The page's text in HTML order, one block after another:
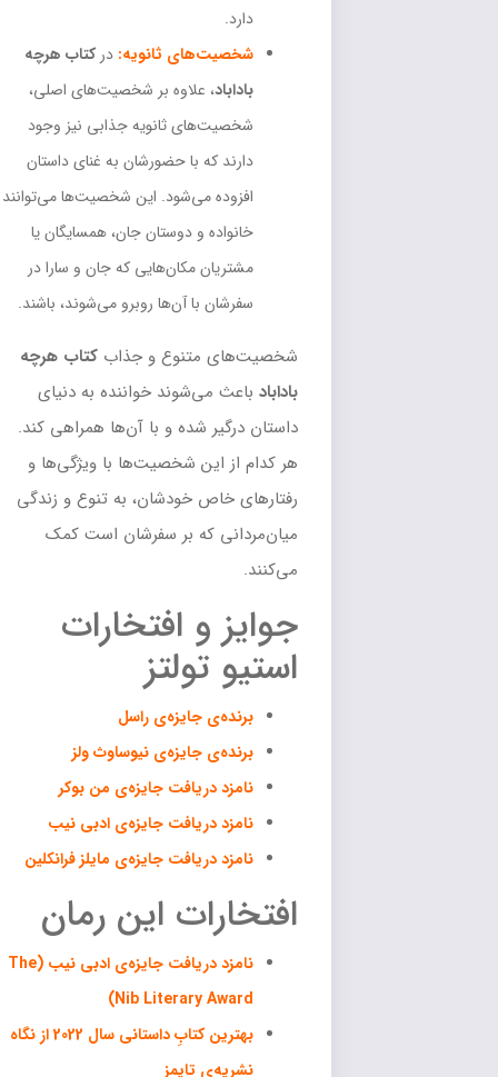
شخصیت‌های ثانویه:درکتاب هرچه
، علاوه بر شخصیت‌های اصلی،
شخصیت‌های ثانویه جذابی نیز وجود
دارند که با حضورشان به غنای داستان
افزوده می‌شود. این شخصیت‌ها می‌توانند
خانواده و دوستان جان، همسایگان یا
مشتریان مکان‌هایی که جان و سارا در
سفرشان با آن‌ها روبرو می‌شوند، باشند.
شخصیت‌های متنوع و جذابکتاب هرچه
باعث می‌شوند خواننده به دنیای
داستان درگیر شده و با آن‌ها همراهی کند.
هر کدام از این شخصیت‌ها با ویژگی‌ها و
رفتارهای خاص خودشان، به تنوع و زندگی
میان‌مردانی که بر سفرشان است کمک
می‌کنند.
جوایز و افتخارات
استیو تولتز
برنده‌ی جایزه‌ی راسل
برنده‌ی جایزه‌ی نیوساوث ولز
نامزد دریافت جایزه‌ی من بوکر
نامزد دریافت جایزه‌ی ادبی نیب
نامزد دریافت جایزه‌ی مایلز فرانکلین
افتخارات این رمان
نامزد دریافت جایزه‌ی ادبی نیب (The
Nib Literary Award)
بهترین کتابِ داستانی سال 2022 از نگاه
نشریه‌ی تایمز